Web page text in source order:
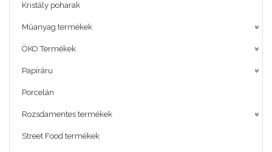
Kristály poharak
Műanyag termékek
ÖKO Termékek
Papíráru
Porcelán
Rozsdamentes termékek
Street Food termékek